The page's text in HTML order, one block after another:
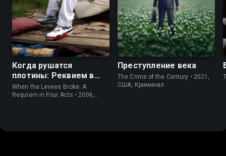
6.3 8.5
Когда рушатся
плотины: Реквием в
четырех актах
When the Levees Broke: A
Requiem in Four Acts • 2006,
7.9 8.1
Преступление века
The Crime of the Century • 2021,
США, Криминал